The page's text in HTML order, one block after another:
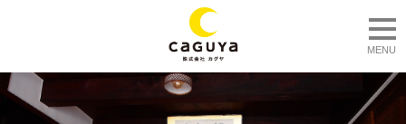
MENU